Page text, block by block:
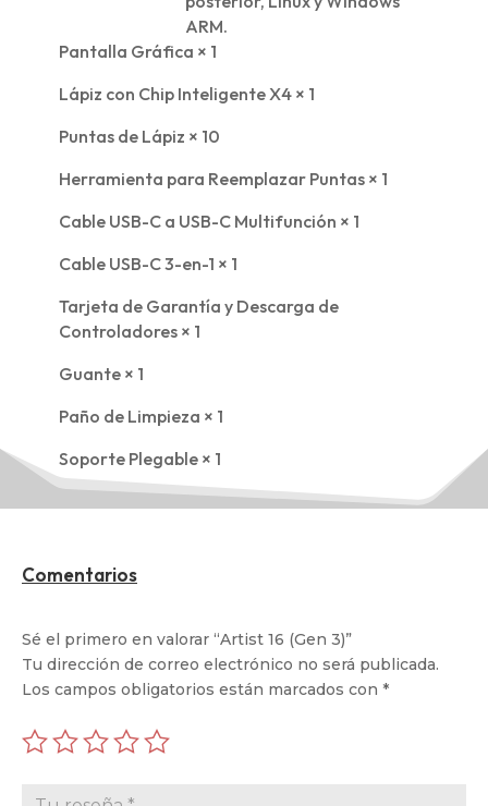
ARM.
Pantalla Gráfica × 1
Lápiz con Chip Inteligente X4 × 1
Puntas de Lápiz × 10
Herramienta para Reemplazar Puntas × 1
Cable USB-C a USB-C Multifunción × 1
Cable USB-C 3-en-1 × 1
Tarjeta de Garantía y Descarga de
Controladores × 1
Guante × 1
Paño de Limpieza × 1
Soporte Plegable × 1
Comentarios
Sé el primero en valorar “Artist 16 (Gen 3)”
Tu dirección de correo electrónico no será publicada.
Los campos obligatorios están marcados con *